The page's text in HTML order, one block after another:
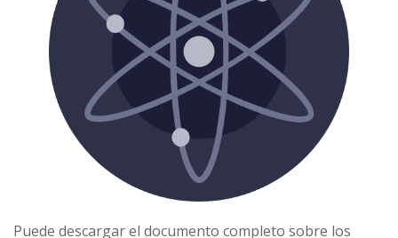
Puede descargar el documento completo sobre los